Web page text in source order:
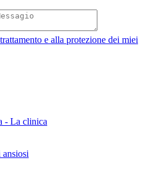
e alla protezione dei miei
- La clinica
ansiosi